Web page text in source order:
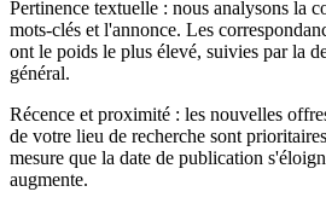
Pertinence textuelle : nous analysons la
mots-clés et l'annonce. Les
ont le poids le plus élevé, suivies par la
général.
Récence et proximité : les nouvelles
de votre lieu de recherche sont
mesure que la date de publication
augmente.